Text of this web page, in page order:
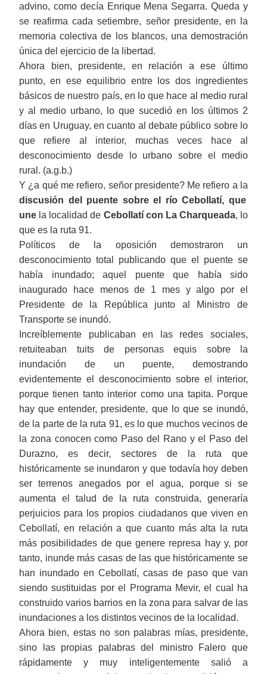
advino, como decía Enrique Mena Segarra. Queda y
se reafirma cada setiembre, señor presidente, en la
memoria colectiva de los blancos, una demostración
única del ejercicio de la libertad.
Ahora bien, presidente, en relación a ese último
punto, en ese equilibrio entre los dos ingredientes
básicos de nuestro país, en lo que hace al medio rural
y al medio urbano, lo que sucedió en los últimos 2
días en Uruguay, en cuanto al debate público sobre lo
que refiere al interior, muchas veces hace al
desconocimiento desde lo urbano sobre el medio
rural. (a.g.b.)
Y ¿a qué me refiero, señor presidente? Me refiero a la
discusión del
puente sobre el río Cebollatí, que
une la localidadde Cebollatí con La Charqueada, lo
que es la ruta 91.
Políticos de la oposición demostraron un
desconocimiento total publicando que el puente se
había inundado; aquel puente que había sido
inaugurado hace menos de 1 mes y algo por el
Presidente de la República junto al Ministro de
Transporte se inundó.
Increíblemente publicaban en las redes sociales,
retuiteaban tuits de personas equis sobre la
inundación de un puente, demostrando
evidentemente el desconocimiento sobre el interior,
porque tienen tanto interior como una tapita. Porque
hay que entender, presidente, que lo que se inundó,
de la parte de la ruta 91, es lo que muchos vecinos de
la zona conocen como Paso del Rano y el Paso del
Durazno, es decir, sectores de la ruta que
históricamente se inundaron y que todavía hoy deben
ser terrenos anegados por el agua, porque si se
aumenta el talud de la ruta construida, generaría
perjuicios para los propios ciudadanos que viven en
Cebollatí, en relación a que cuanto más alta la ruta
más posibilidades de que genere represa hay y, por
tanto, inunde más casas de las que históricamente se
han inundado en Cebollatí, casas de paso que van
siendo sustituidas por el Programa Mevir, el cual ha
construido varios barrios en la zona para salvar de las
inundaciones a los distintos vecinos de la localidad.
Ahora bien, estas no son palabras mías, presidente,
sino las propias palabras del ministro Falero que
rápidamente y muy inteligentemente salió a